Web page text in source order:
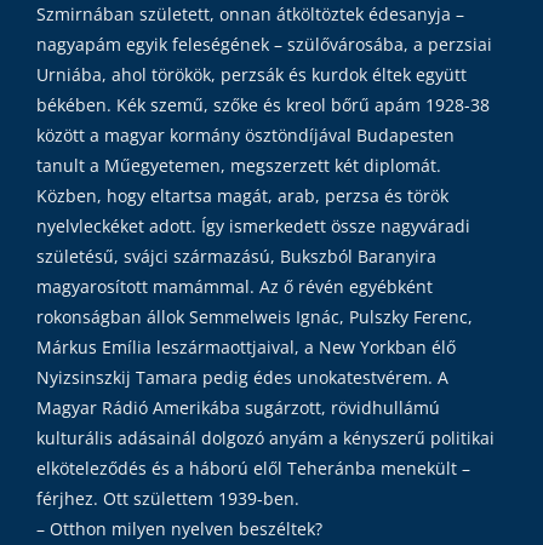
Szmirnában született, onnan átköltöztek édesanyja –
nagyapám egyik feleségének – szülővárosába, a perzsiai
Urniába, ahol törökök, perzsák és kurdok éltek együtt
békében. Kék szemű, szőke és kreol bőrű apám 1928-38
között a magyar kormány ösztöndíjával Budapesten
tanult a Műegyetemen, megszerzett két diplomát.
Közben, hogy eltartsa magát, arab, perzsa és török
nyelvleckéket adott. Így ismerkedett össze nagyváradi
születésű, svájci származású, Bukszból Baranyira
magyarosított mamámmal. Az ő révén egyébként
rokonságban állok Semmelweis Ignác, Pulszky Ferenc,
Márkus Emília leszármaottjaival, a New Yorkban élő
Nyizsinszkij Tamara pedig édes unokatestvérem. A
Magyar Rádió Amerikába sugárzott, rövidhullámú
kulturális adásainál dolgozó anyám a kényszerű politikai
elköteleződés és a háború elől Teheránba menekült –
férjhez. Ott születtem 1939-ben.
– Otthon milyen nyelven beszéltek?